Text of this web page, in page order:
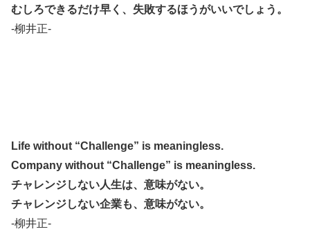
むしろできるだけ早く、失敗するほうがいいでしょう。
-柳井正-
Life without “Challenge” is meaningless.
Company without “Challenge” is meaningless.
チャレンジしない人生は、意味がない。
チャレンジしない企業も、意味がない。
-柳井正-